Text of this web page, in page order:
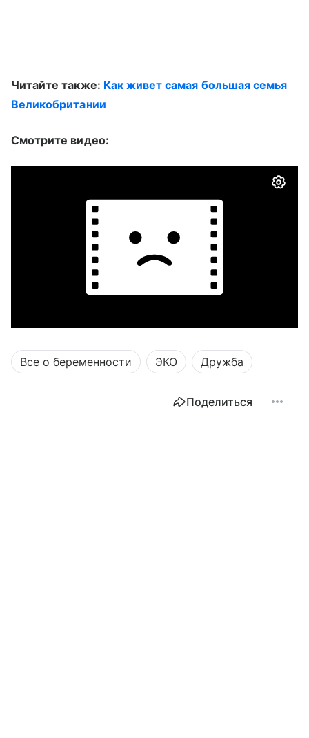
Читайте также: Как живет самая большая семья
Великобритании
Смотрите видео:
Все о беременности ЭКО Дружба
Поделиться